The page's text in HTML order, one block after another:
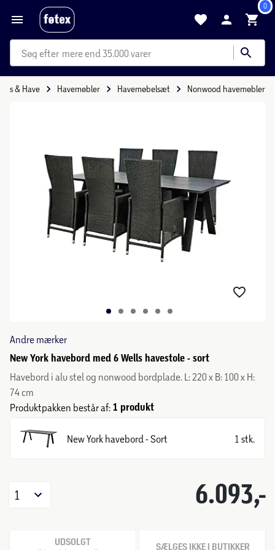
0
mere end 35.000 varer
Hus & Have Havemøbler Havemøbelsæt Nonwood havemøbler
Andre mærker
New York havebord med 6 Wells havestole - sort
Havebord i alu stel og nonwood bordplade. L: 220 x B: 100 x H:
74 cm
Produktpakken består af: 1 produkt
New York havebord - Sort 1 stk.
6.093,-
1
UDSOLGT SÆLGES IKKE I BUTIKKER